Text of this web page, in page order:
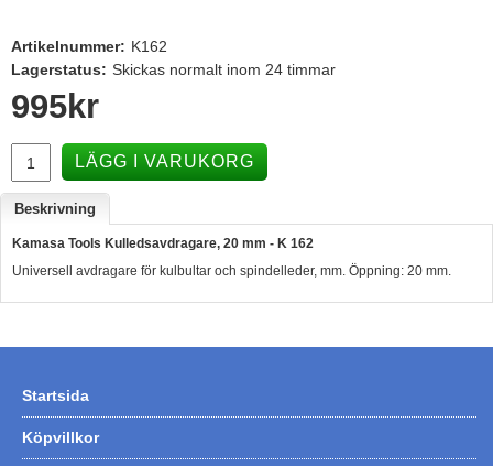
Yamaha Servicedelar
Mercury Servicedelar
Garmin
Lowrance
Humminbird
B&G
Båttillbehör
Hummertina
Victron - Batteriladdare
CTEK - Batteriladdare
Artikelnummer: K162
Lagerstatus: Skickas normalt inom 24 timmar
995kr
LÄGG I VARUKORG
Beskrivning
Kamasa Tools Kulledsavdragare, 20 mm - K 162
Universell avdragare för kulbultar och spindelleder, mm. Öppning: 20 mm.
Startsida
Köpvillkor